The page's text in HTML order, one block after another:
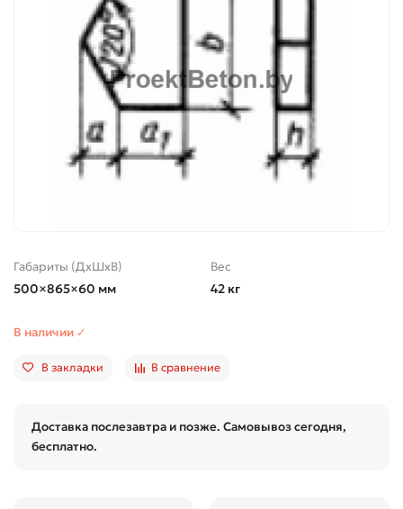
Габариты (ДхШхВ)
500×865×60 мм
Вес
42 кг
В наличии ✓
В закладки В сравнение
Доставка послезавтра и позже. Самовывоз сегодня,
бесплатно.